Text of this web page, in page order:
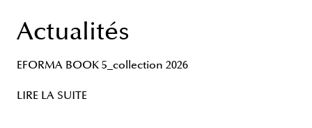
Actualités
EFORMA BOOK 5_collection 2026
LIRE LA SUITE